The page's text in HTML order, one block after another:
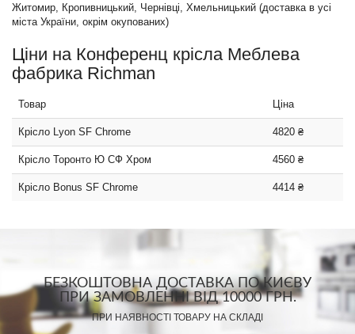
Житомир, Кропивницький, Чернівці, Хмельницький (доставка в усі
міста України, окрім окупованих)
Ціни на Конференц крісла Меблева
фабрика Richman
Товар Ціна
Крісло Lyon SF Chrome 4820 ₴
Крісло Торонто Ю СФ Хром 4560 ₴
Крісло Bonus SF Chrome 4414 ₴
БЕЗКОШТОВНА ДОСТАВКА ПО КИЄВУ
ПРИ ЗАМОВЛЕННІ ВІД 10000 ГРН.
ПРИ НАЯВНОСТІ ТОВАРУ НА СКЛАДІ